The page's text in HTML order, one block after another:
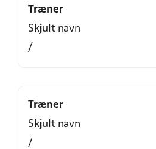
Træner
Skjult navn
/
Træner
Skjult navn
/